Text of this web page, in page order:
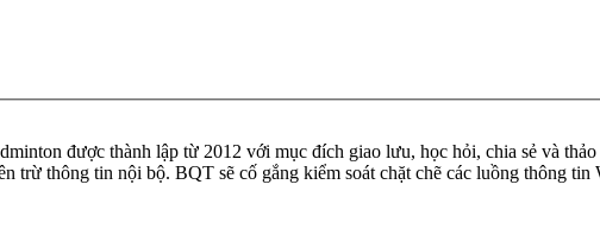
được thành lập từ 2012 với mục đích giao lưu, học hỏi, chia sẻ và
trừ thông tin nội bộ. BQT sẽ cố gắng kiểm soát chặt chẽ các luồng thông